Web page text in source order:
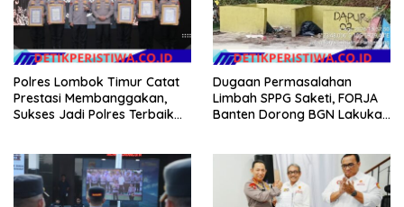
Polres Lombok Timur Catat
Prestasi Membanggakan,
Sukses Jadi Polres Terbaik
Dugaan Permasalahan
Limbah SPPG Saketi, FORJA
Banten Dorong BGN Lakukan